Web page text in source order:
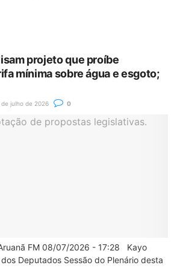
projeto que proíbe
mínima sobre água e esgoto;
de julho de 2026 0
FM 08/07/2026 - 17:28 Kayo
Deputados Sessão do Plenário desta